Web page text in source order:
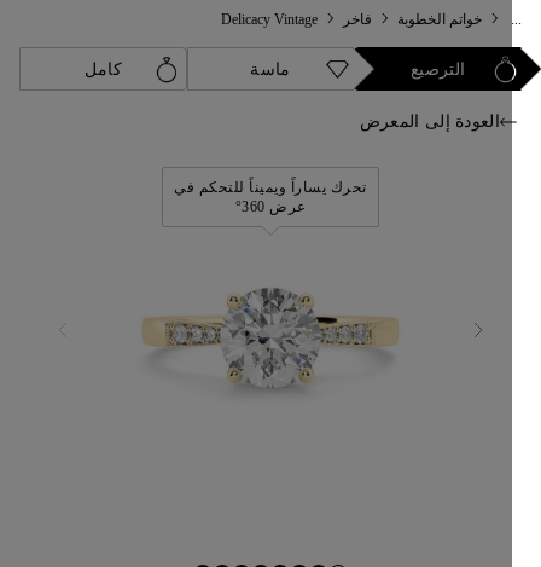
خواتم الخطوبة فاخر Delicacy Vintage
الترصيع ماسة كامل
العودة إلى المعرض
تحرك يساراً ويميناً للتحكم في
عرض 360°